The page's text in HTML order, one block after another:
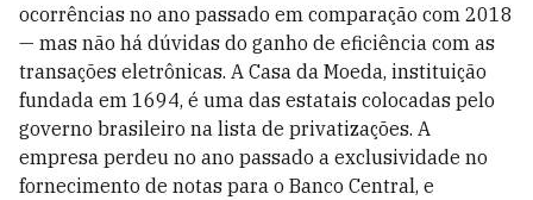
ocorrências no ano passado em comparação com 2018
— mas não há dúvidas do ganho de eficiência com as
transações eletrônicas. A Casa da Moeda, instituição
fundada em 1694, é uma das estatais colocadas pelo
governo brasileiro na lista de privatizações. A
empresa perdeu no ano passado a exclusividade no
fornecimento de notas para o Banco Central, e